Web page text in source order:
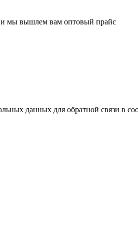
мы вышлем вам оптовый прайс
данных для обратной связи в